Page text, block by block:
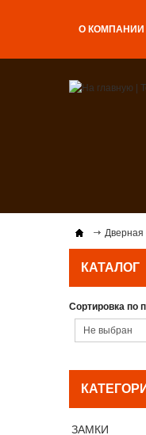
О КОМПАНИИ
Дверная
КАТАЛОГ
Сортировка по
ЗАМКИ